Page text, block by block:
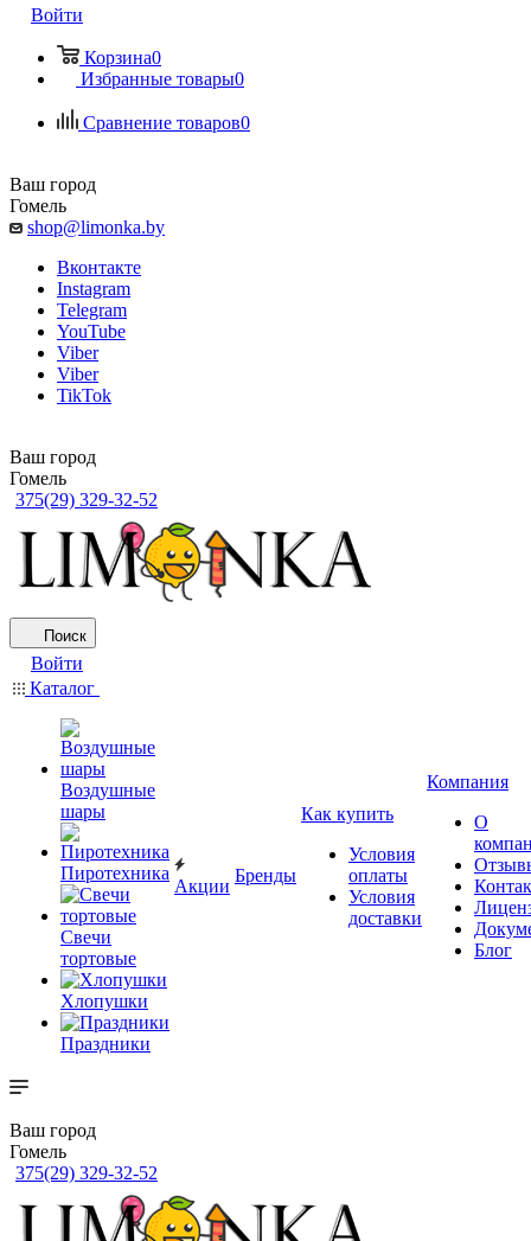
Войти
Корзина0
Избранные товары0
Сравнение товаров0
Ваш город
Гомель
shop@limonka.by
Вконтакте
Instagram
Telegram
YouTube
Viber
Viber
TikTok
Ваш город
Гомель
375(29) 329-32-52
Поиск
Войти
Каталог
Воздушные
шары
Пиротехника
Свечи
тортовые
Хлопушки
Праздники
Акции
Бренды
Как купить
Условия
оплаты
Условия
доставки
Компания
О
Блог
Ваш город
Гомель
375(29) 329-32-52